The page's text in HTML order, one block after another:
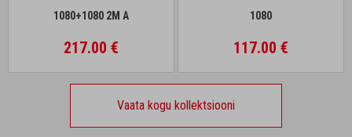
1080+1080 2M A
217.00 €
1080
117.00 €
Vaata kogu kollektsiooni